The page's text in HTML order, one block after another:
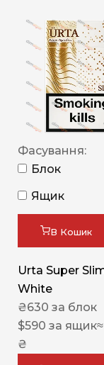
Фасування:
Блок
Ящик
В Кошик
Urta Super
White
₴630 за блок
$590 за ящик
₴